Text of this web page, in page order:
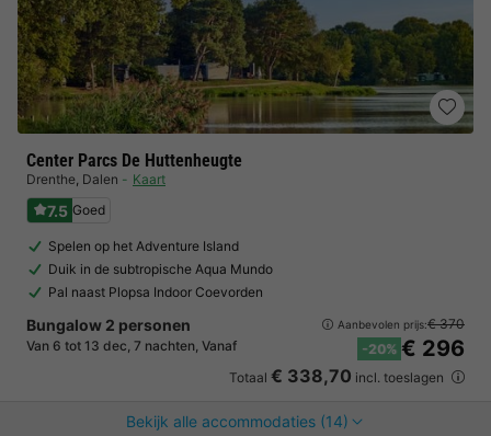
Center Parcs De Huttenheugte
Drenthe, Dalen Kaart
7.5 Goed
Spelen op het Adventure Island
Duik in de subtropische Aqua Mundo
Pal naast Plopsa Indoor Coevorden
Bungalow 2 personen
Van 6 tot 13 dec, 7 nachten, Vanaf
Aanbevolen prijs:€ 370
-20% € 296
Totaal € 338,70 incl. toeslagen
Bekijk alle accommodaties (14)